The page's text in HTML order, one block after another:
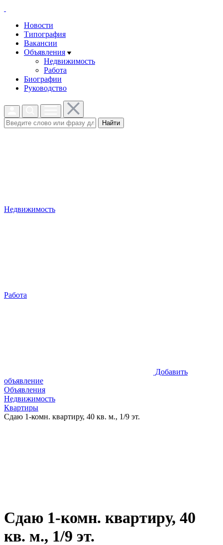
Новости
Типография
Вакансии
Объявления
Недвижимость
Работа
Биографии
Руководство
Найти
Недвижимость
Работа
Добавить
объявление
Объявления
Недвижимость
Квартиры
Сдаю 1-комн. квартиру, 40 кв. м., 1/9 эт.
Сдаю 1-комн. квартиру, 40
кв. м., 1/9 эт.